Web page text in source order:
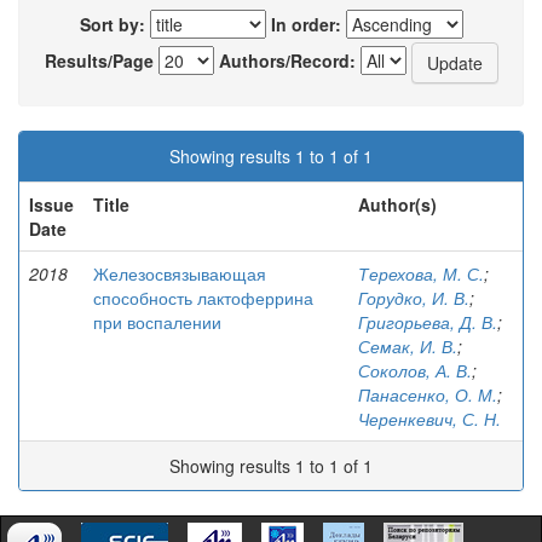
Sort by:
In order:
Results/Page
Authors/Record:
Showing results 1 to 1 of 1
Issue
Date
Title Author(s)
2018
Железосвязывающая
способность лактоферрина
при воспалении
Терехова, М. С.;
Горудко, И. В.;
Григорьева, Д. В.;
Семак, И. В.;
Соколов, А. В.;
Панасенко, О. М.;
Черенкевич, С. Н.
Showing results 1 to 1 of 1